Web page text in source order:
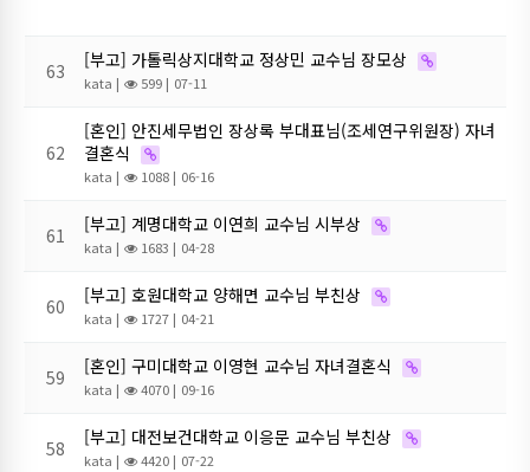
63 [부고] 가톨릭상지대학교 정상민 교수님 장모상
kata | 599 | 07-11
62
[혼인] 안진세무법인 장상록 부대표님(조세연구위원장) 자녀
결혼식
kata | 1088 | 06-16
61 [부고] 계명대학교 이연희 교수님 시부상
kata | 1683 | 04-28
60 [부고] 호원대학교 양해면 교수님 부친상
kata | 1727 | 04-21
59 [혼인] 구미대학교 이영현 교수님 자녀결혼식
kata | 4070 | 09-16
58 [부고] 대전보건대학교 이응문 교수님 부친상
kata | 4420 | 07-22